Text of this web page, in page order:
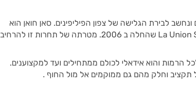
לבירת הגלישה של צפון הפיליפינים. סאן חואן הוא
המארח של מספר תחרויות גלישה כמו תחרות La Union Surfing Break שהחלה ב 2006. מטרתה של תחרות זו להרחיב
הרמות והוא אידאלי לכולם ממתחילים ועד למקצוענים.
תקציב וחלק מהם גם ממוקמים אל מול החוף .